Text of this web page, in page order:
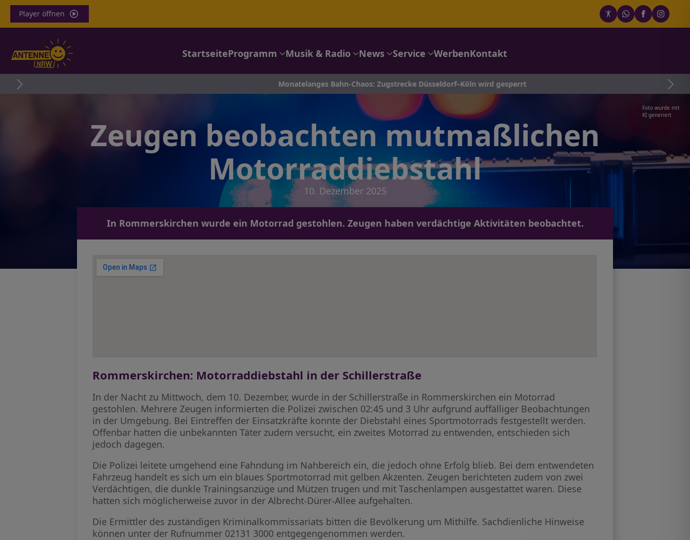
Player öffnen
StartseiteProgramm Musik & Radio News Service WerbenKontakt
Monatelanges Bahn-Chaos: Zugstrecke Düsseldorf–Köln wird gesperrt
Foto wurde mit
KI generiert
Zeugen beobachten mutmaßlichen
Motorraddiebstahl
10. Dezember 2025
In Rommerskirchen wurde ein Motorrad gestohlen. Zeugen haben verdächtige Aktivitäten beobachtet.
Rommerskirchen: Motorraddiebstahl in der Schillerstraße
In der Nacht zu Mittwoch, dem 10. Dezember, wurde in der Schillerstraße in Rommerskirchen ein Motorrad
gestohlen. Mehrere Zeugen informierten die Polizei zwischen 02:45 und 3 Uhr aufgrund auffälliger Beobachtungen
in der Umgebung. Bei Eintreffen der Einsatzkräfte konnte der Diebstahl eines Sportmotorrads festgestellt werden.
Offenbar hatten die unbekannten Täter zudem versucht, ein zweites Motorrad zu entwenden, entschieden sich
jedoch dagegen.
Die Polizei leitete umgehend eine Fahndung im Nahbereich ein, die jedoch ohne Erfolg blieb. Bei dem entwendeten
Fahrzeug handelt es sich um ein blaues Sportmotorrad mit gelben Akzenten. Zeugen berichteten zudem von zwei
Verdächtigen, die dunkle Trainingsanzüge und Mützen trugen und mit Taschenlampen ausgestattet waren. Diese
hatten sich möglicherweise zuvor in der Albrecht-Dürer-Allee aufgehalten.
Die Ermittler des zuständigen Kriminalkommissariats bitten die Bevölkerung um Mithilfe. Sachdienliche Hinweise
können unter der Rufnummer 02131 3000 entgegengenommen werden.